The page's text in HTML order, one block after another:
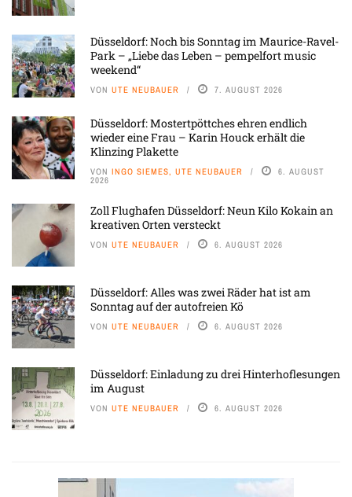
Düsseldorf: Noch bis Sonntag im Maurice-Ravel-
Park – „Liebe das Leben – pempelfort music
weekend“
VON UTE NEUBAUER 7. AUGUST 2026
Düsseldorf: Mostertpöttches ehren endlich
wieder eine Frau – Karin Houck erhält die
Klinzing Plakette
VON INGO SIEMES, UTE NEUBAUER 6. AUGUST
2026
Zoll Flughafen Düsseldorf: Neun Kilo Kokain an
kreativen Orten versteckt
VON UTE NEUBAUER 6. AUGUST 2026
Düsseldorf: Alles was zwei Räder hat ist am
Sonntag auf der autofreien Kö
VON UTE NEUBAUER 6. AUGUST 2026
Düsseldorf: Einladung zu drei Hinterhoflesungen
im August
VON UTE NEUBAUER 6. AUGUST 2026